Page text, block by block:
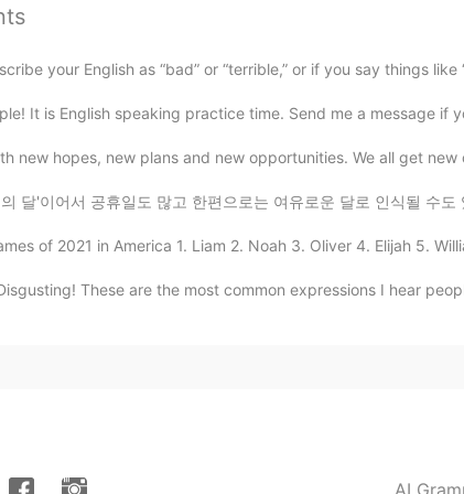
残りベーコンと家の庭に育てるコーンも作った 🌽 🥓
、残り物のベーコンと家の庭で育ててい るコーンも作っ
ハンが大好きだから私も喜んだ
真にある変なコーンは受粉 良 く 出来な か ったので 、そん
son keep fit when he loves fried rice
your English as “bad” or “terrible,” or if you say things like
It is English speaking practice time. Send me a message if
new hopes, new plans and new opportunities. We all get new
휴일도 많고 한편으로는 여유로운 달로 인식될 수도 있지만 비로소 기념일이 그만큼 많기 때문에 '가장
of 2021 in America 1. Liam 2. Noah 3. Oliver 4. Elijah 5.
These are the most common expressions I hear
AI